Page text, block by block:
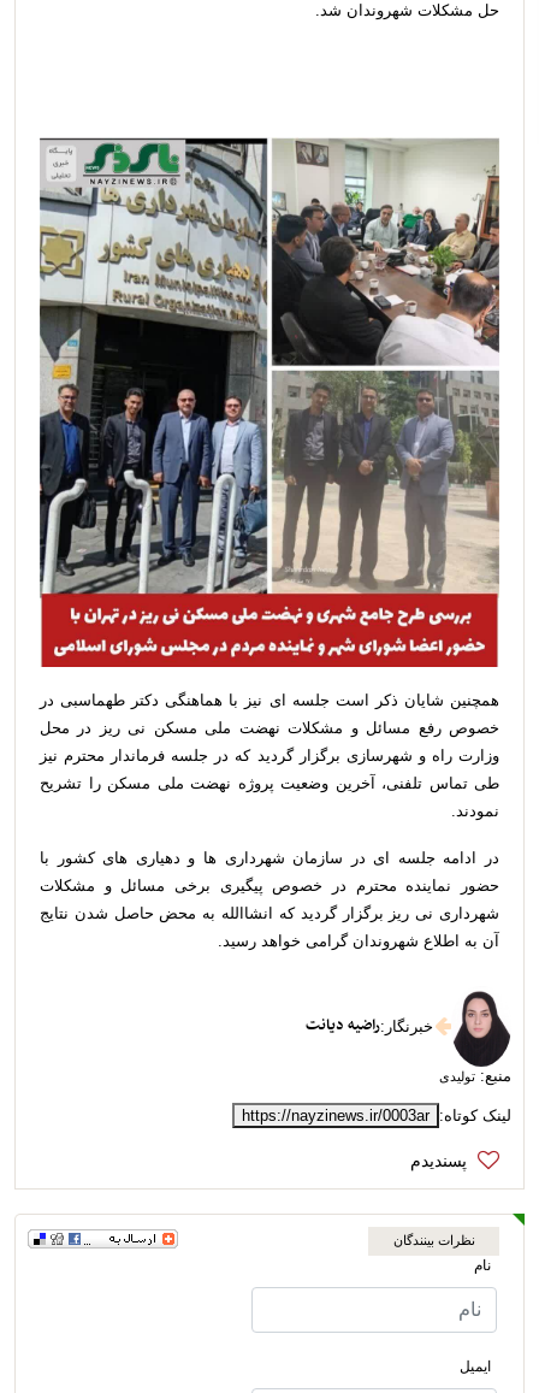
حل مشکلات شهروندان شد.
همچنین شایان ذکر است جلسه ای نیز با هماهنگی دکتر طهماسبی در
خصوص رفع مسائل و مشكلات نهضت ملی مسکن نی ریز در محل
وزارت راه و شهرسازی برگزار گردید که در جلسه فرماندار محترم نیز
طی تماس تلفنی، آخرین وضعیت پروژه‌ نهضت ملی مسکن را تشریح
نمودند.
در ادامه جلسه ای در سازمان شهرداری ها و دهیاری های کشور با
حضور نماینده محترم در خصوص پیگیری برخی مسائل و مشکلات
شهرداری نی ریز برگزار گردید که انشاالله به محض حاصل شدن نتایج
آن به اطلاع شهروندان گرامی خواهد رسید.
خبرنگار :راضیه دیانت
منبع: تولیدی
لینک کوتاه: https://nayzinews.ir/0003ar
نظرات بینندگان
نام
ایمیل